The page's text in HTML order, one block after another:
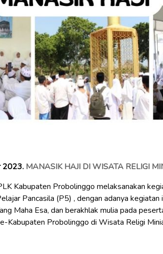
2023. MANASIK HAJI DI WISATA RELIGI
Kabupaten Probolinggo melaksanakan
Pancasila (P5) , dengan adanya kegiatan
Maha Esa, dan berakhlak mulia pada
Kabupaten Probolinggo di Wisata Religi